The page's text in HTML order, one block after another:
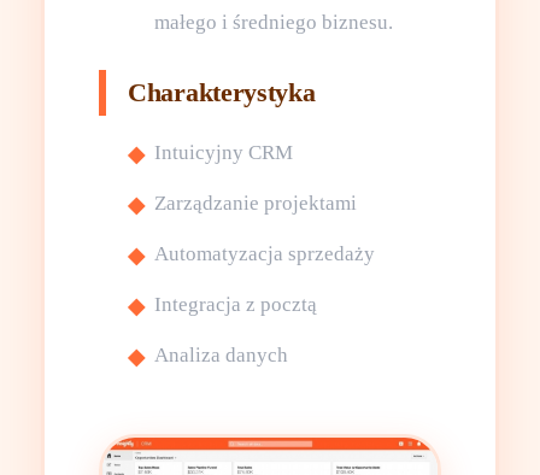
małego i średniego biznesu.
Charakterystyka
Intuicyjny CRM
Zarządzanie projektami
Automatyzacja sprzedaży
Integracja z pocztą
Analiza danych